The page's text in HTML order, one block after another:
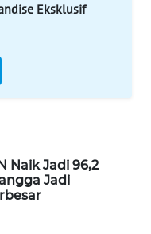
Eksklusif
Naik Jadi 96,2
Jadi